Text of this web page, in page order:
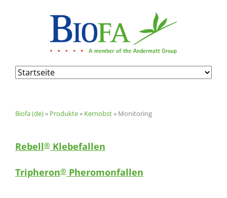
Navigation
überspringen
Biofa (de)» Produkte» Kernobst» Monitoring
Rebell®Klebefallen
Tripheron®Pheromonfallen